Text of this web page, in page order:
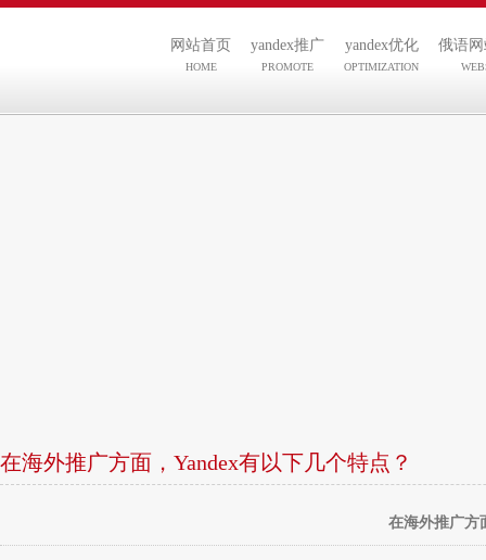
网站首页
HOME
yandex推广
PROMOTE
yandex优化
OPTIMIZATION
俄语
在海外推广方面，Yandex有以下几个特点？
在海外推广方